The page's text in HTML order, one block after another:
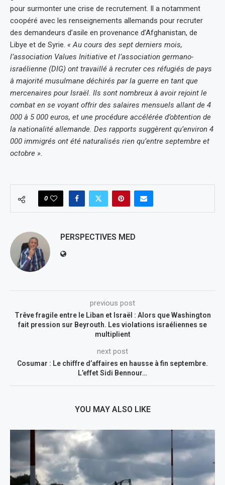
pour surmonter une crise de recrutement. Il a notamment
coopéré avec les renseignements allemands pour recruter
des demandeurs d’asile en provenance d’Afghanistan, de
Libye et de Syrie. « Au cours des sept derniers mois,
l’association Values Initiative et l’association germano-
israélienne (DIG) ont travaillé à recruter ces réfugiés de pays
à majorité musulmane déchirés par la guerre en tant que
mercenaires pour Israël. Ils sont nombreux à avoir rejoint le
combat en se voyant offrir des salaires mensuels allant de 4
000 à 5 000 euros, et une procédure accélérée d’obtention de
la nationalité allemande. Des rapports suggèrent qu’environ 4
000 immigrés ont été naturalisés rien qu’entre septembre et
octobre ».
0
PERSPECTIVES MED
previous post
Trêve fragile entre le Liban et Israël : Alors que Washington
fait pression sur Beyrouth. Les violations israéliennes se
multiplient
next post
Cosumar : Le chiffre d’affaires en hausse à fin septembre.
L’effet Sidi Bennour…
YOU MAY ALSO LIKE